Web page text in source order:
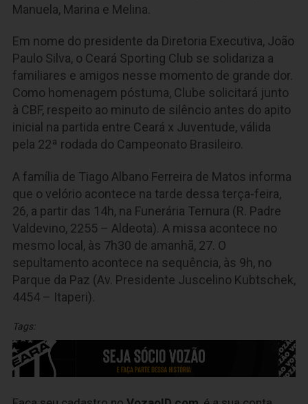
Manuela, Marina e Melina.
Em nome do presidente da Diretoria Executiva, João
Paulo Silva, o Ceará Sporting Club se solidariza a
familiares e amigos nesse momento de grande dor.
Como homenagem póstuma, Clube solicitará junto
à CBF, respeito ao minuto de silêncio antes do apito
inicial na partida entre Ceará x Juventude, válida
pela 22ª rodada do Campeonato Brasileiro.
A família de Tiago Albano Ferreira de Matos informa
que o velório acontece na tarde dessa terça-feira,
26, a partir das 14h, na Funerária Ternura (R. Padre
Valdevino, 2255 – Aldeota). A missa acontece no
mesmo local, às 7h30 de amanhã, 27. O
sepultamento acontece na sequência, às 9h, no
Parque da Paz (Av. Presidente Juscelino Kubtschek,
4454 – Itaperi).
Tags: